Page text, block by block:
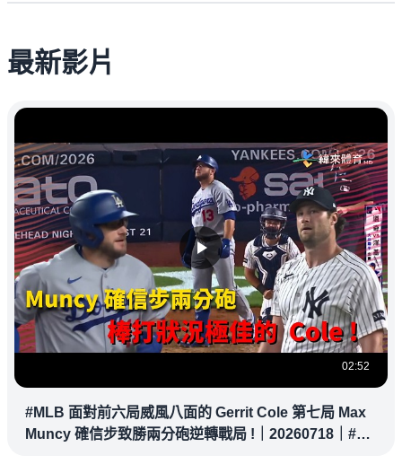
最新影片
02:52
#MLB 面對前六局威風八面的 Gerrit Cole 第七局 Max
Muncy 確信步致勝兩分砲逆轉戰局 !｜20260718｜#洛